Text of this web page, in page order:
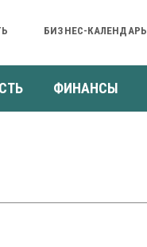
БИЗНЕС-КАЛЕНДАРЬ
ФИНАНСЫ